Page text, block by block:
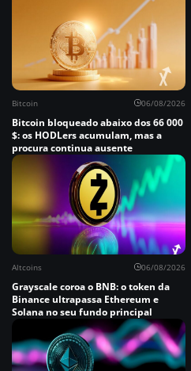
Bitcoin 06/08/2026
Bitcoin bloqueado abaixo dos 66 000
$: os HODLers acumulam, mas a
procura continua ausente
Altcoins 06/08/2026
Grayscale coroa o BNB: o token da
Binance ultrapassa Ethereum e
Solana no seu fundo principal